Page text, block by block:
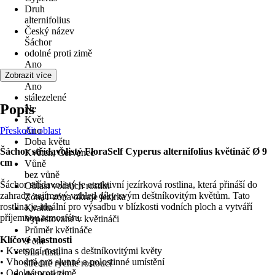
Druh
alternifolius
Český název
Šáchor
odolné proti zimě
Ano
víceleté
Ano
stálezelené
Ne
Květ
Ano
Doba květu
Květen, Červenec
Vůně
bez vůně
Oblast vodních rostlin
Zóna1-zóna okraje jezírka
Kvalita
Vypěstované v květináči
Průměr květináče
9 cm
Síla růstu
středně rychle rostoucí
Zobrazit více
Popis
Přeskočit oblast
Šáchor střídavolistý FloraSelf Cyperus alternifolius květináč Ø 9
cm
Šáchor střídavolistý je atraktivní jezírková rostlina, která přináší do
zahrady zajímavý vzhled díky svým deštníkovitým květům. Tato
rostlina je ideální pro výsadbu v blízkosti vodních ploch a vytváří
příjemnou atmosféru.
Klíčové vlastnosti
• Kvetoucí rostlina s deštníkovitými květy
• Vhodná pro slunné a polostinné umístění
• Odolná proti zimě